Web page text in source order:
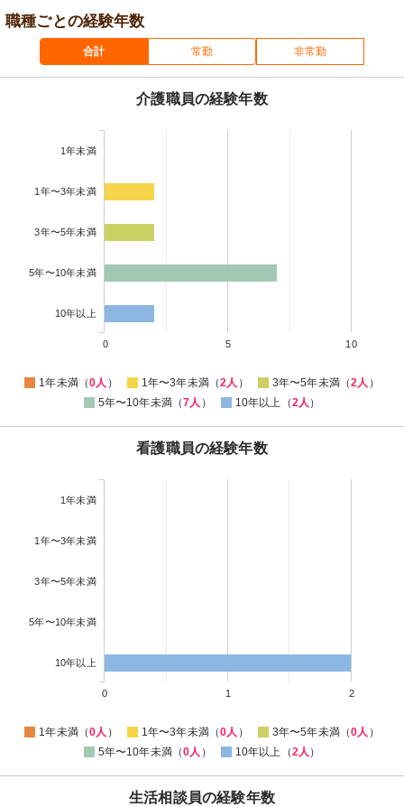
職種ごとの経験年数
合計 常勤 非常勤
介護職員の経験年数
1年未満
1年〜3年未満
3年〜5年未満
5年〜10年未満
10年以上
0 5 10
1年未満（0人 ） 1年〜3年未満（2人 ） 3年〜5年未満（2人 ）
5年〜10年未満（7人 ） 10年以上（2人 ）
看護職員の経験年数
1年未満
1年〜3年未満
3年〜5年未満
5年〜10年未満
10年以上
0 1 2
1年未満（0人 ） 1年〜3年未満（0人 ） 3年〜5年未満（0人 ）
5年〜10年未満（0人 ） 10年以上（2人 ）
生活相談員の経験年数